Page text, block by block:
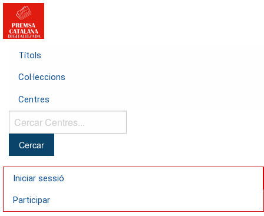
Títols
Col·leccions
Centres
Cercar
Centres...
Iniciar sessió
Participar